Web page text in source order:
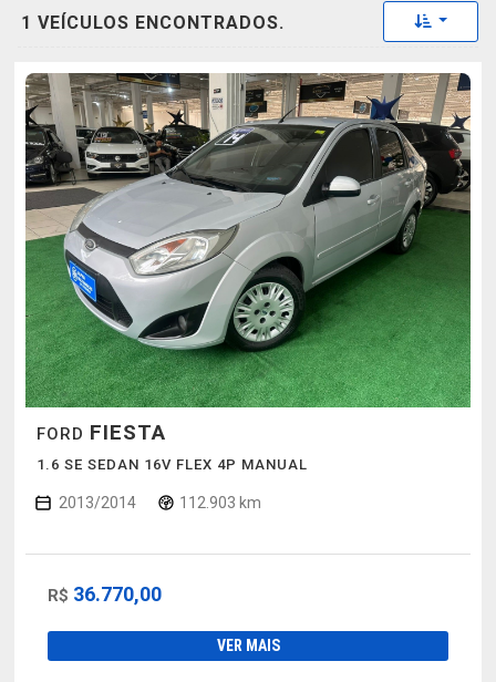
1 VEÍCULOS ENCONTRADOS. Toggle
FORD FIESTA
1.6 SE SEDAN 16V FLEX 4P MANUAL
2013/2014 112.903 km
R$ 36.770,00
VER MAIS